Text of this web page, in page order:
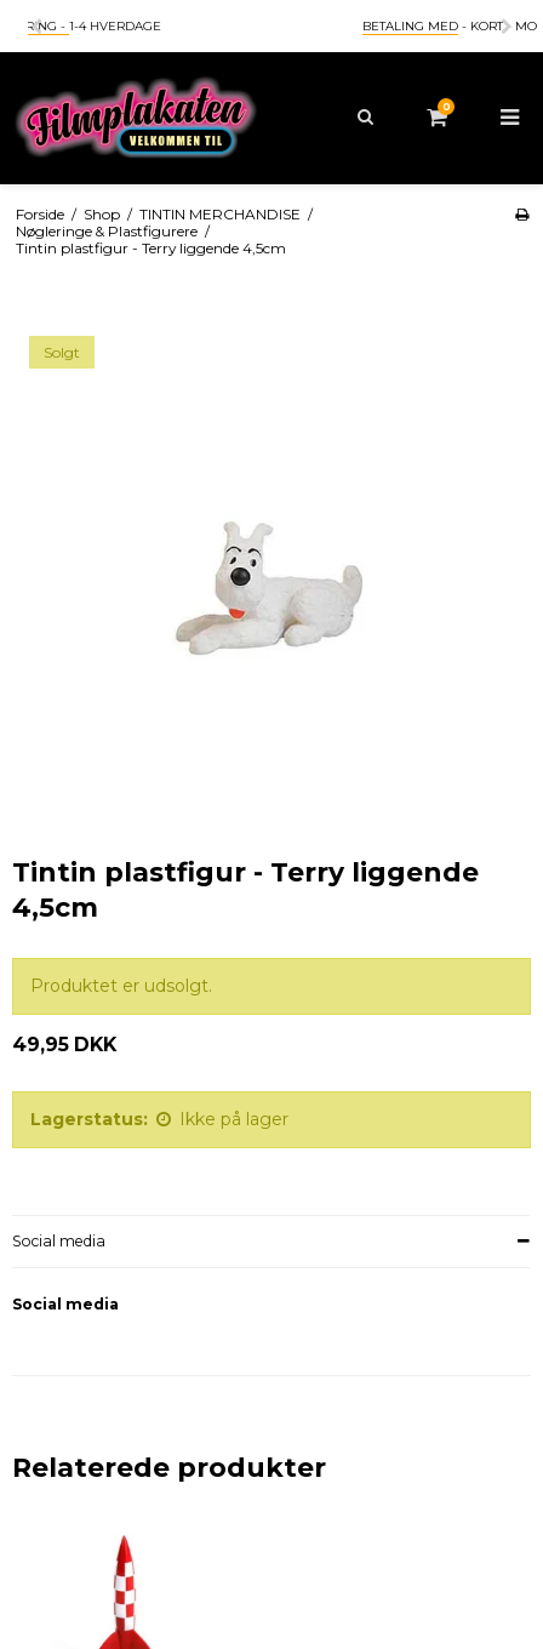
BETALING MED - KORT - MOBILEPAY - APPLEPAY - GOOGLEPAY
0
Forside / Shop / TINTIN MERCHANDISE /
Nøgleringe & Plastfigurere /
Tintin plastfigur - Terry liggende 4,5cm
Solgt
Tintin plastfigur - Terry liggende
4,5cm
Produktet er udsolgt.
49,95 DKK
Lagerstatus: Ikke på lager
Social media
Social media
Relaterede produkter